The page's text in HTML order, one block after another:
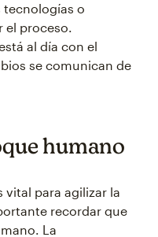
tecnologías o
el proceso.
al día con el
se comunican de
humano
vital para agilizar la
recordar que
La